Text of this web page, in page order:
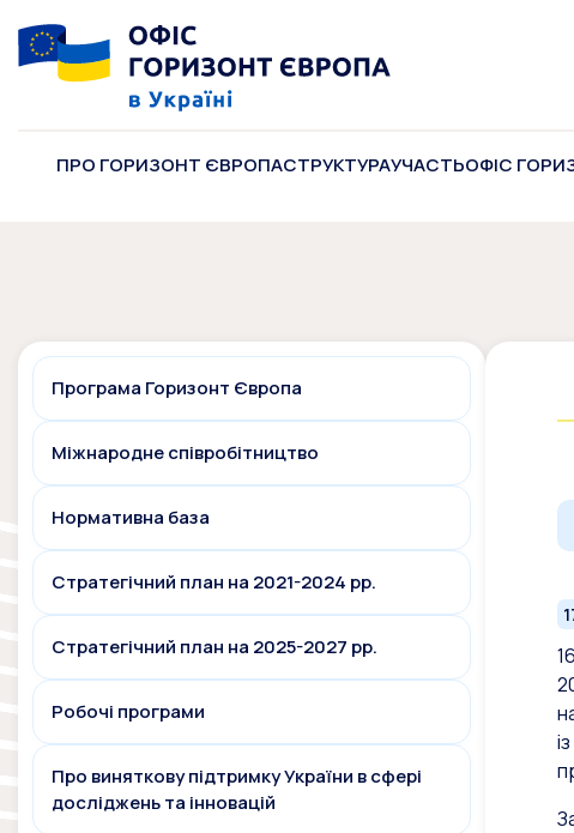
ПРО ГОРИЗОНТ ЄВРОПАСТРУКТУРАУЧАСТЬОФІС
Програма Горизонт Європа
Міжнародне співробітництво
Нормативна база
Стратегічний план на 2021-2024 рр.
Стратегічний план на 2025-2027 рр.
Робочі програми
Про виняткову підтримку України в сфері
досліджень та інновацій